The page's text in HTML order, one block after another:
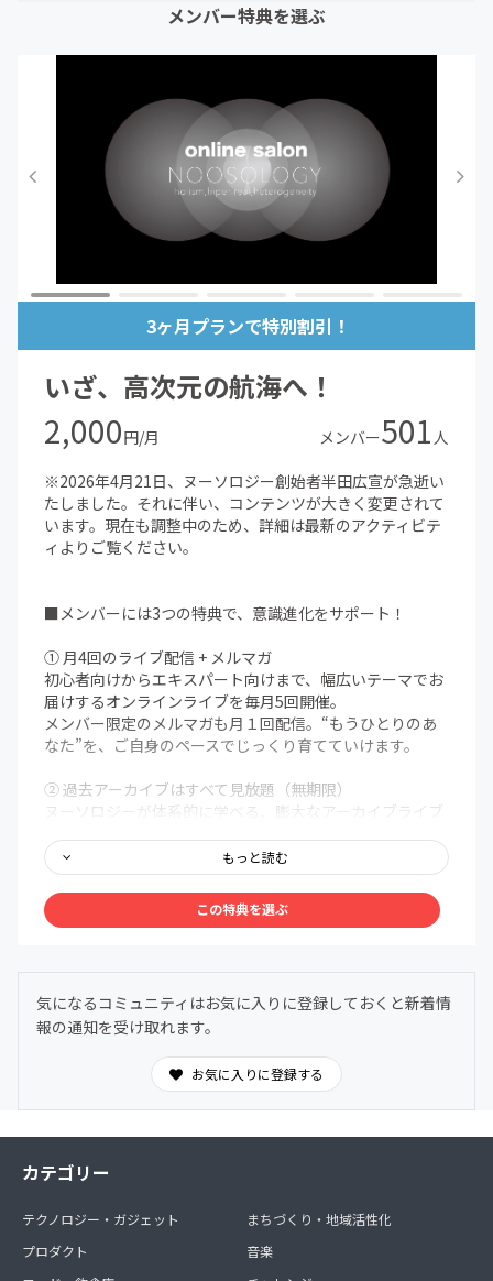
メンバー特典を選ぶ
3ヶ月プランで特別割引！
いざ、高次元の航海へ！
2,000円/月 メンバー501 人
※2026年4月21日、ヌーソロジー創始者半田広宣が急逝い
たしました。それに伴い、コンテンツが大きく変更されて
います。現在も調整中のため、詳細は最新のアクティビテ
ィよりご覧ください。
■メンバーには3つの特典で、意識進化をサポート！
① 月4回のライブ配信 + メルマガ
初心者向けからエキスパート向けまで、幅広いテーマでお
届けするオンラインライブを毎月5回開催。
メンバー限定のメルマガも月１回配信。“もうひとりのあ
なた”を、ご自身のペースでじっくり育てていけます。
② 過去アーカイブはすべて見放題（無期限）
ヌーソロジーが体系的に学べる、膨大なアーカイブライブ
も、どこでも、自分の好きなタイミングでアクセスできま
す。
③ メンバー限定Discordコミュニティ
わからないことは気軽に質問OK。日常的に気づきや学び
を共有できます。
もっと読む
この特典を選ぶ
気になるコミュニティはお気に入りに登録しておくと新着情
報の通知を受け取れます。
お気に入りに登録する
カテゴリー
テクノロジー・ガジェット
プロダクト
まちづくり・地域活性化
音楽